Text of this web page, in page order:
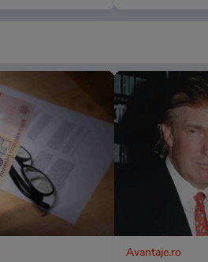
Avantaje.ro